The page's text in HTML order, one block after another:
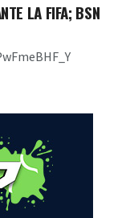
LA FIFA; BSN